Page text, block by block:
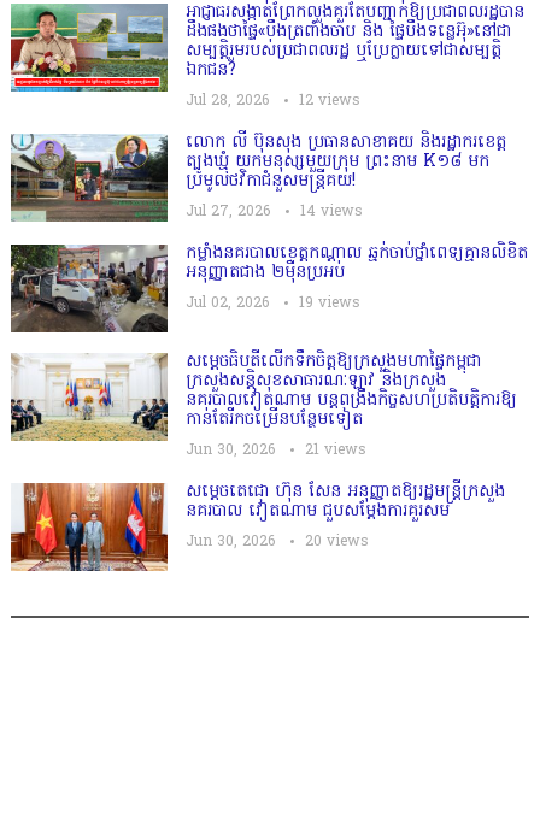
អាជ្ញាធរសង្កាត់ព្រែកលួងគួរតែបញ្ជាក់ឱ្យប្រជាពលរដ្ឋបាន
ដឹងផងថាផ្ទៃ«បឹងត្រពាំងចាប និង ផ្ទៃបឹងទន្លេអ៊ុ»នៅជា
សម្បត្តិរួមរបស់ប្រជាពលរដ្ឋ ឬប្រែក្លាយទៅជាសម្បត្តិ
ឯកជន?
Jul 28, 2026 12views
លោក លី ប៊ុនសុង ប្រធានសាខាគយ និងរដ្ឋាករខេត្ត
ត្បូងឃ្មុំ យកមនុស្សមួយក្រុម ព្រះនាម K១៨ មក
ប្រមូលថវិកាជំនួសមន្ត្រីគយ!
Jul 27, 2026 14 views
កម្លាំងនគរបាលខេត្តកណ្ដាល ឆ្មក់ចាប់ថ្នាំពេទ្យគ្មានលិខិត
អនុញ្ញាតជាង ២ម៉ឺនប្រអប់
Jul 02, 2026 19 views
សម្តេច​ធិបតី​លេីកទឹកចិត្ត​ឱ្យក្រសួងមហាផ្ទៃកម្ពុជា
ក្រសួងសន្តិសុខសាធារណៈឡាវ និងក្រសួង
នគរបាលវៀតណាម បន្តពង្រឹងកិច្ចសហប្រតិបត្តិការឱ្យ
កាន់តែរីកចម្រើនបន្ថែមទៀត
Jun 30, 2026 21 views
សម្តេចតេជោ ហ៊ុន សែន អនុញ្ញាតឱ្យរដ្ឋមន្ត្រីក្រសួង
នគរបាល វៀតណាម ជួបសម្តែងការគួរសម
Jun 30, 2026 20 views